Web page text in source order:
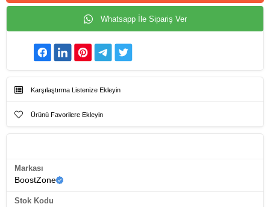
Whatsapp İle Sipariş Ver
Karşılaştırma Listenize Ekleyin
Ürünü Favorilere Ekleyin
Markası
BoostZone
Stok Kodu